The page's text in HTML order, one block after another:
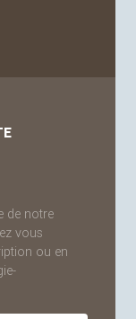
de notre
vous
ou en